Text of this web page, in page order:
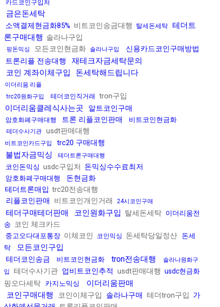
카드코인구입처
금은돈세탁
소액결제현금화85% 비트코인송금대행 탈세돈세탁 테더트
론구매대행 솔라나구입
핑돈믹싱 모든코인현금화 솔라나구입
신용카드코인구매방법
트론리플 전송대행
재테크자금세탁문의
코인 계좌이체구입
돈세탁해드립니다
이더리움 리플
trc20원화구입
테더코인직거래 tron구입
이더리움클레식사는곳 알트코인구매
암호화폐구매대행 트론 리플코인판매 비트코인현금화
테더수사기관 usdt판매대행
비트코인카드구입 trc20 구매대행
불법자금믹싱 테더트론구매대행
코인돈믹싱 usdc구입처 돈믹싱수수료최저
암호화폐구매대행
돈현금화
테더트론매입 trc20전송대행
리플코인판매
비트코인개인거래 24시코인구매
테더구매테더판매 코인원화구입 탈세돈세탁 이더리움전
송 코인 체크카드
중고오다대포통장 이체코인 코인믹싱 돈세탁당일정산
돈세
탁
모든코인구입
테더코인송금 비트코인현금화 tron전송대행
솔라나원화구
입
테더수사기관 업비트코인추적 usdt판매대행 usdc현금화
핑오다세탁 카지노믹싱
이더리움판매
코인구매대행
코인이체구입 솔라나구매 테더tron구입 가